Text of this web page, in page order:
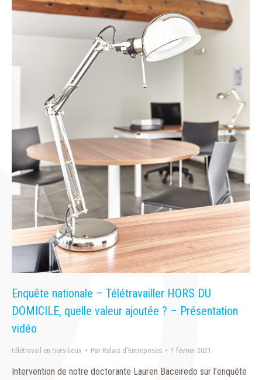
Enquête nationale – Télétravailler HORS DU
DOMICILE, quelle valeur ajoutée ? – Présentation
vidéo
télétravail en tiers-lieux Par Relais d'Entreprises 1 février 2021
Intervention de notre doctorante Lauren Baceiredo sur l’enquête